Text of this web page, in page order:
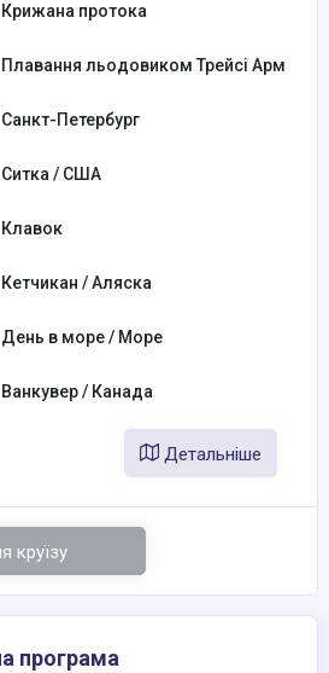
Крижана протока
Плавання льодовиком Трейсі Арм
Санкт-Петербург
Ситка / США
Клавок
Кетчикан / Аляска
День в море / Море
Ванкувер / Канада
Детальніше
круїзу
програма